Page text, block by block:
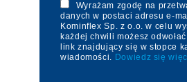
Wyrażam zgodę na
danych w postaci adresu e-
Kominflex Sp. z o.o. w celu
każdej chwili możesz
link znajdujący się w stopce
wiadomości. Dowiedz się